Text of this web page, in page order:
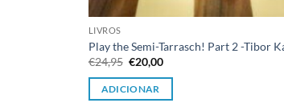
LIVROS
Play the Semi-Tarrasch! Part 2 -Tibor
€24,95 O
preço
original
era:
€20,00O
atual
ADICIONAR